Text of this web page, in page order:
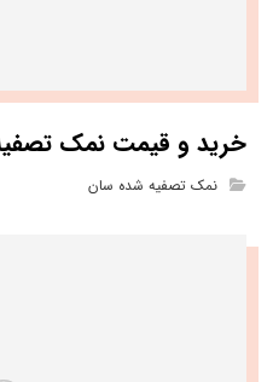
خرید و قیمت نمک
نمک تصفیه شده سان